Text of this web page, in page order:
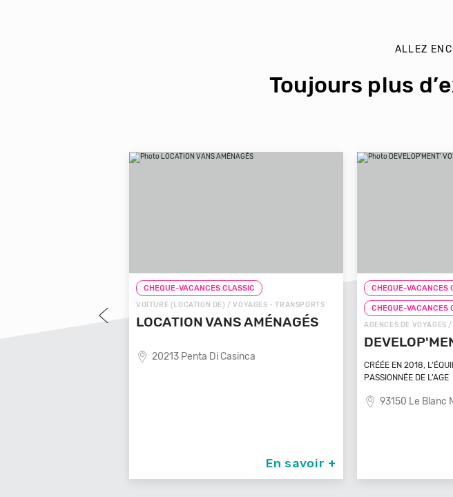
ALLEZ
Toujours plus
CHEQUE-VACANCES CLASSIC
VOITURE (LOCATION DE) / VOYAGES - TRANSPORTS
LOCATION VANS AMÉNAGÉS
20213 Penta Di Casinca
En savoir +
CHEQUE-VACANCES
CHEQUE-VACANCES
AGENCES DE VOYAGES
CRÉÉE EN 2018,
PASSIONNÉE DE L'AGE
93150 Le Blanc